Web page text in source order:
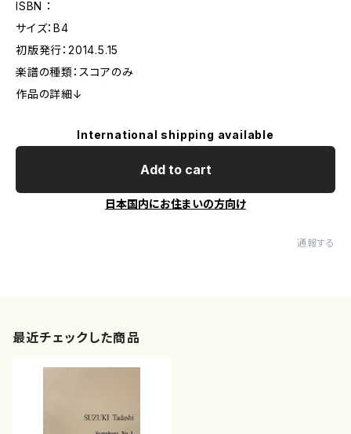
ISBN ：
サイズ：B4
初版発行：2014.5.15
楽譜の種類：スコアのみ
作品の詳細↓
International shipping available
Add to cart
日本国内にお住まいの方向け
通報する
最近チェックした商品